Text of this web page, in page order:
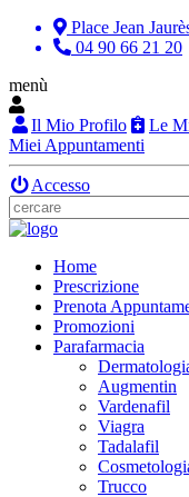
Place Jean
04 90 66 21 20
menù
Il Mio Profilo Le
Miei Appuntamenti
Accesso
Home
Prescrizione
Prenota
Promozioni
Parafarmacia
Augmentin
Vardenafil
Viagra
Tadalafil
Trucco